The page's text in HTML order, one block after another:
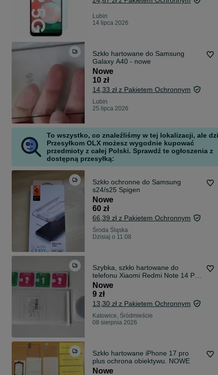
Lubin
14 lipca 2026
Szkło hartowane do Samsung
Galaxy A40 - nowe
Nowe
10 zł
14,33 zł z Pakietem Ochronnym
Lubin
25 lipca 2026
To wszystko, co znaleźliśmy w tej lokalizacji, ale
Przesyłkom OLX możesz wygodnie kupować
przedmioty z całej Polski. Sprawdź te ogłoszenia z
dostępną przesyłką:
Szkło ochronne do Samsung
s24/s25 Spigen
Nowe
60 zł
66,39 zł z Pakietem Ochronnym
Środa Śląska
Dzisiaj o 11:08
Szybka, szkło hartowane do
telefonu Xiaomi Redmi Note 14 Pro
Plus
Nowe
9 zł
13,30 zł z Pakietem Ochronnym
Katowice, Śródmieście
08 sierpnia 2026
Szkło hartowane iPhone 17 pro
plus ochrona obiektywu. NOWE
Nowe